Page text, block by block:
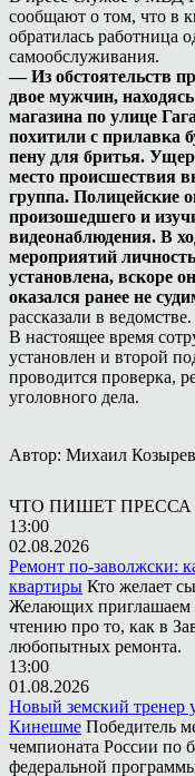
сообщают о том, что в
обратилась работница
самообслуживания.
— Из обстоятельств
двое мужчин,
магазина по улице
похитили с прилавка
пену для бритья.
место происшествия
группа. Полицейские
произошедшего и
видеонаблюдения. В
мероприятий
установлена, вскоре
оказался ранее не
рассказали в ведомстве.
В настоящее время
установлен и второй
проводится проверка,
уголовного дела.
Автор: Михаил Козырев
ЧТО ПИШЕТ ПРЕССА
13:00
02.08.2026
Ремонт по-заволжски:
квартиры Кто желает
Желающих приглашаем
чтению про то, как в
любопытных ремонта.
13:00
01.08.2026
Новый земский тренер
Кинешме Победитель
чемпионата России по
федеральной